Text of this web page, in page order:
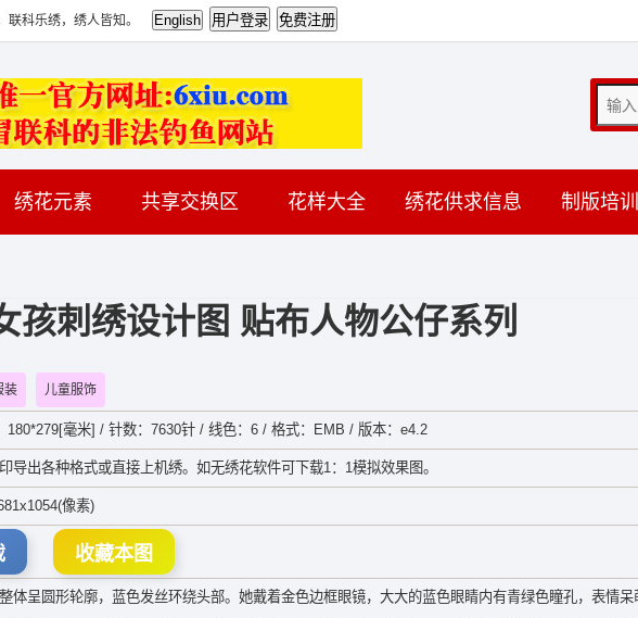
联科乐绣，绣人皆知。
绣花元素 共享交换区 花样大全 绣花供求信息 制版培训
孩刺绣设计图 贴布人物公仔系列
装 儿童服饰
毫米] / 针数：7630针 / 线色：6 / 格式：EMB / 版本：e4.2
导出各种格式或直接上机绣。如无绣花软件可下载1：1模拟效果图。
像素)
收藏本图
体呈圆形轮廓，蓝色发丝环绕头部。她戴着金色边框眼镜，大大的蓝色眼睛内有青绿色瞳孔，表情呆